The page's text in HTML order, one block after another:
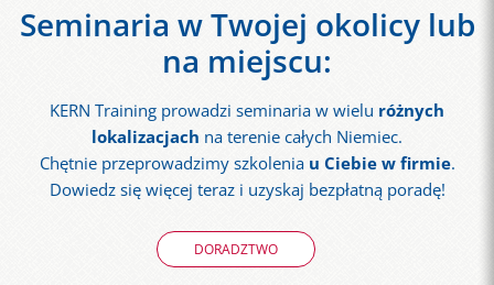
Seminaria w Twojej okolicy lub
na miejscu:
KERN Training prowadzi seminaria w wielu różnych
lokalizacjach na terenie całych Niemiec.
Chętnie przeprowadzimy szkolenia u Ciebie w firmie.
Dowiedz się więcej teraz i uzyskaj bezpłatną poradę!
DORADZTWO